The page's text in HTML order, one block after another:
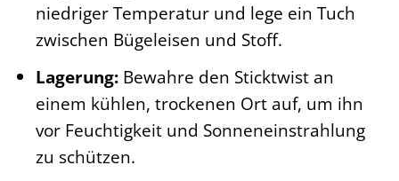
niedriger Temperatur und lege ein Tuch
zwischen Bügeleisen und Stoff.
Lagerung:Bewahre den Sticktwist an
einem kühlen, trockenen Ort auf, um ihn
vor Feuchtigkeit und Sonneneinstrahlung
zu schützen.